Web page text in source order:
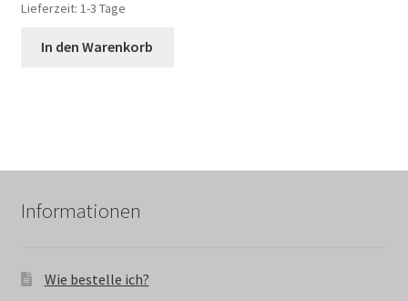
Lieferzeit: 1-3 Tage
In den Warenkorb
Informationen
Wie bestelle ich?